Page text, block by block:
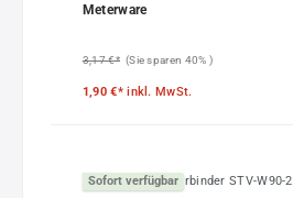
Meterware
3,17 €* (Sie sparen 40% )
1,90 €*inkl. MwSt.
Sofort verfügbar